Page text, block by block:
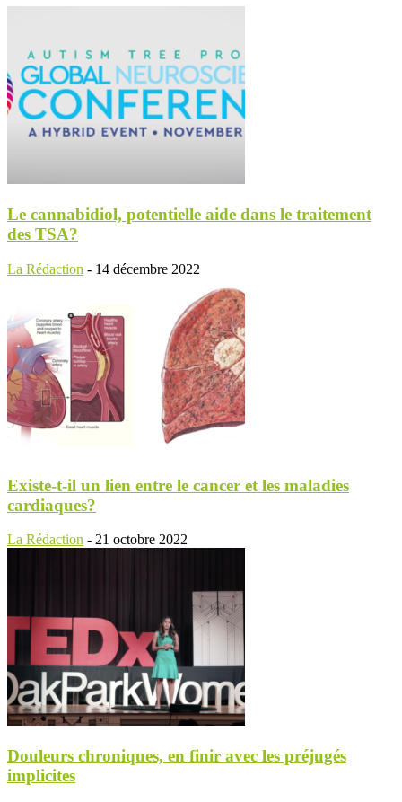
Le cannabidiol, potentielle aide dans le traitement
des TSA?
La Rédaction - 14 décembre 2022
Existe-t-il un lien entre le cancer et les maladies
cardiaques?
La Rédaction - 21 octobre 2022
Douleurs chroniques, en finir avec les préjugés
implicites